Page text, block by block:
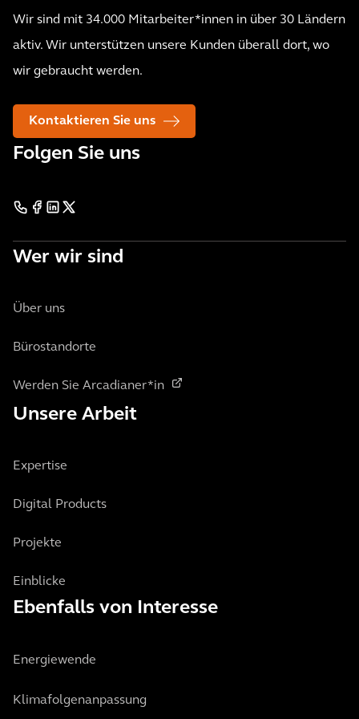
Wir sind mit 34.000 Mitarbeiter*innen in über 30 Ländern
aktiv. Wir unterstützen unsere Kunden überall dort, wo
wir gebraucht werden.
Kontaktieren Sie uns
Folgen Sie uns
Wer wir sind
Über uns
Bürostandorte
Werden Sie Arcadianer*in
Unsere Arbeit
Expertise
Digital Products
Projekte
Einblicke
Ebenfalls von Interesse
Energiewende
Klimafolgenanpassung